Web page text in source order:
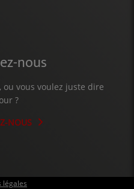
nous
ou vous voulez juste dire
?
NOUS
légales